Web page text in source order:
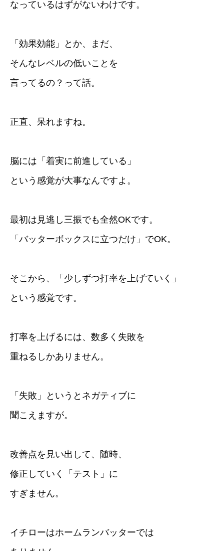
なっているはずがないわけです。
「効果効能」とか、まだ、
そんなレベルの低いことを
言ってるの？って話。
正直、呆れますね。
脳には「着実に前進している」
という感覚が大事なんですよ。
最初は見逃し三振でも全然OKです。
「バッターボックスに立つだけ」でOK。
そこから、「少しずつ打率を上げていく」
という感覚です。
打率を上げるには、数多く失敗を
重ねるしかありません。
「失敗」というとネガティブに
聞こえますが。
改善点を見い出して、随時、
修正していく「テスト」に
すぎません。
イチローはホームランバッターでは